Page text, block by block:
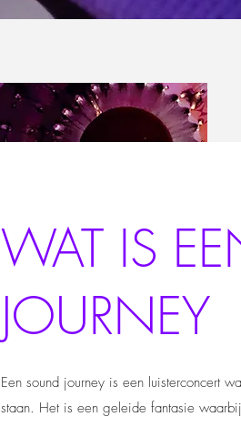
WAT IS
JOURNEYIS
Een sound journey is een luisterconcert
staan. Het is een geleide fantasie